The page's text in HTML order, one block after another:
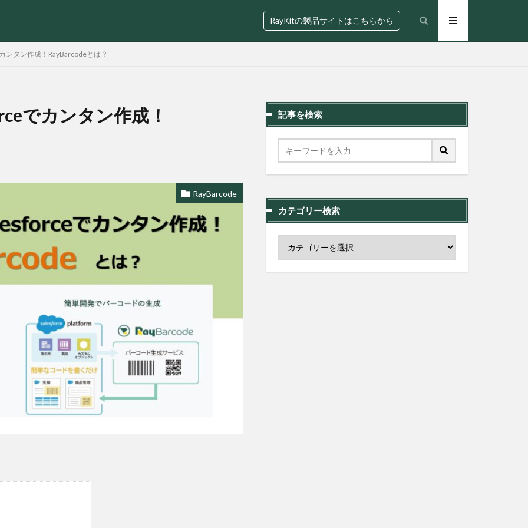
RayKitの製品サイトはこちらから
ンタン作成！RayBarcodeとは？
でカンタン作成！
RayBarcode
記事を検索
カテゴリー検索
検索